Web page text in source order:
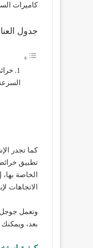
كاميرات
جدول
كما تجدر
تطبيق
الخاصة
الاتجاهات
وتعمل جوجل
بعد،